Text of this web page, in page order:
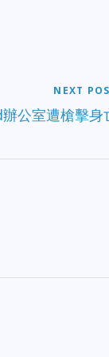
NEXT
公室遭槍擊身